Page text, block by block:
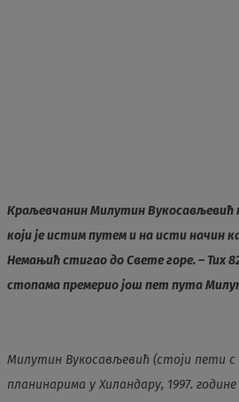
Краљевчанин Милутин Вукосављевић
који је истим путем и на исти начин
Немањић стигао до Свете горе. – Тих
стопама премерио још пет пута
Милутин Вукосављевић (стоји пети с
планинарима у Хиландару, 1997. године